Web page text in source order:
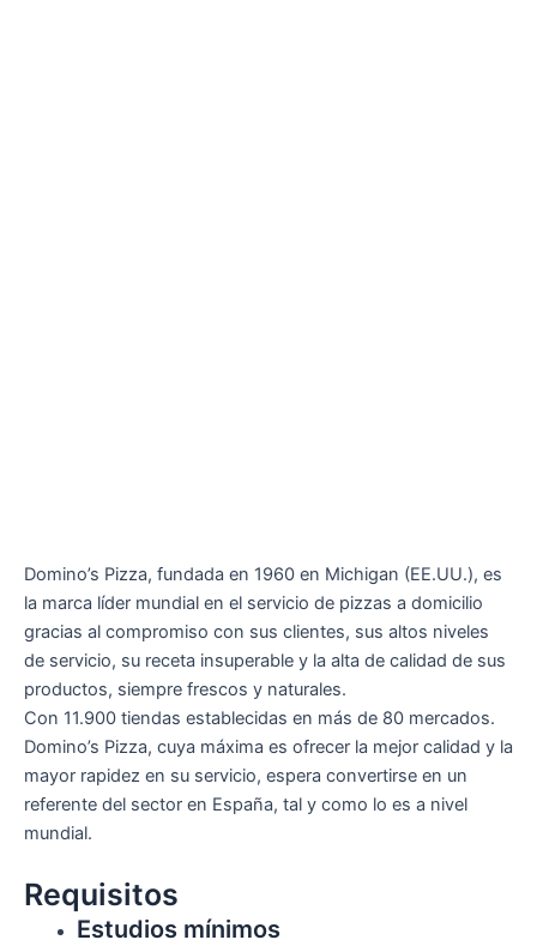
Domino’s Pizza, fundada en 1960 en Michigan (EE.UU.), es
la marca líder mundial en el servicio de pizzas a domicilio
gracias al compromiso con sus clientes, sus altos niveles
de servicio, su receta insuperable y la alta de calidad de sus
productos, siempre frescos y naturales.
Con 11.900 tiendas establecidas en más de 80 mercados.
Domino’s Pizza, cuya máxima es ofrecer la mejor calidad y la
mayor rapidez en su servicio, espera convertirse en un
referente del sector en España, tal y como lo es a nivel
mundial.
Requisitos
Estudios mínimos